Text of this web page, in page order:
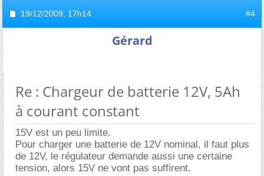
19/12/2009, 17h14 #4
Gérard
Re : Chargeur de batterie 12V, 5Ah
à courant constant
15V est un peu limite.
Pour charger une batterie de 12V nominal, il faut plus
de 12V, le régulateur demande aussi une certaine
tension, alors 15V ne vont pas suffirent.